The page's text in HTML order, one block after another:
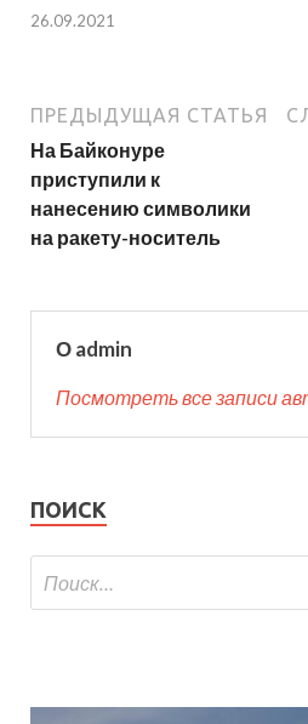
26.09.2021
ПРЕДЫДУЩАЯ СТАТЬЯ
На Байконуре
приступили к
нанесению символики
на ракету-носитель
О admin
Посмотреть все записи
ПОИСК